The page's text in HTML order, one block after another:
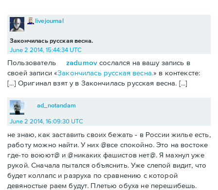
Закончилась русская весна.
livejournal
June 2 2014, 15:44:34 UTC
Пользователь zadumov сослался на вашу запись в
своей записи «Закончилась русская весна.» в контексте:
[...] Оригинал взят у в Закончилась русская весна. [...]
ad_notandam
June 2 2014, 16:09:30 UTC
не знаю, как заставить своих бежать - в России жилье есть,
работу можно найти. У них @все спокойно. Это на востоке
где-то воюют@ и @никаких фашистов нет@. Я махнул уже
рукой. Сначала пытался объяснить. Уже слепой видит, что
будет коллапс и разруха по сравнению с которой
девяностые раем будут. Плетью обуха не перешибешь.